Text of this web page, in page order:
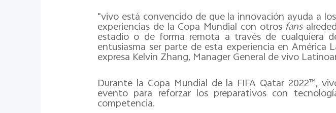
"vivo está convencido de que la innovación ayuda a
experiencias de la Copa Mundial con otrosfans
estadio o de forma remota a través de cualquiera
entusiasma ser parte de esta experiencia en
expresa Kelvin Zhang, Manager General de vivo
Durante la Copa Mundial de la FIFA Qatar 2022™,
evento para reforzar los preparativos con
competencia.